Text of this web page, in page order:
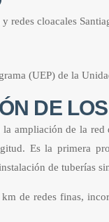
redes cloacales
(UEP) de la
DE
ampliación de la
Es la primera
de tuberías
de redes finas,